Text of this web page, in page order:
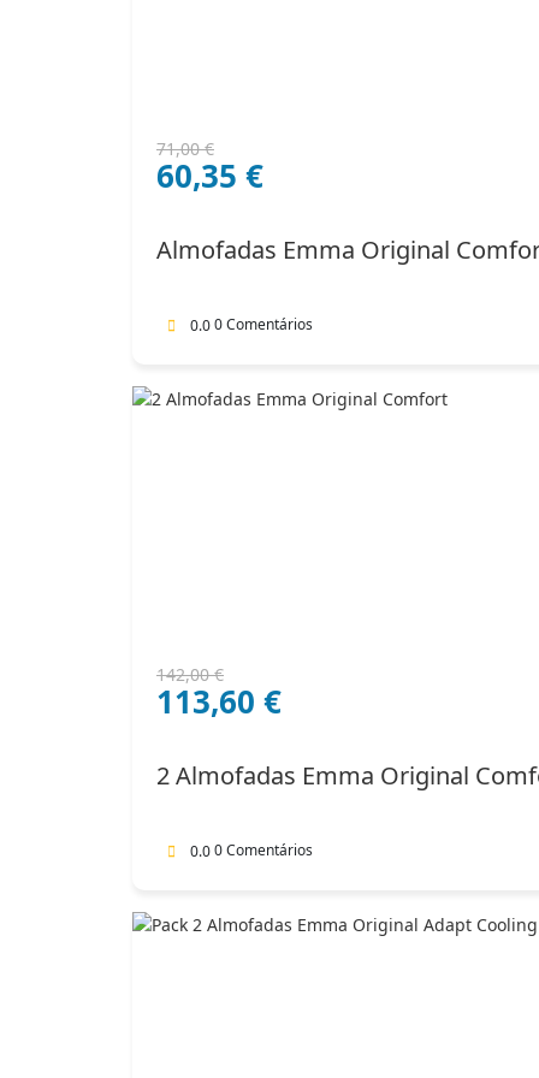
71,00€
O
preço
71,00 €.
60,35 €
O
preço
60,35 €.
Almofadas Emma Original
0.00 Comentários
142,00€
O
preço
142,00 €.
113,60 €
O
preço
113,60 €.
2 Almofadas Emma Original
0.00 Comentários